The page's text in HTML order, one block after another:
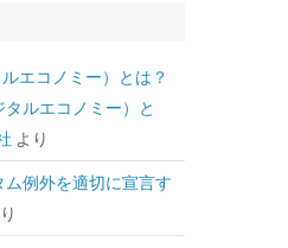
エコノミー）とは？
ルエコノミー）と
より
例外を適切に宣言す